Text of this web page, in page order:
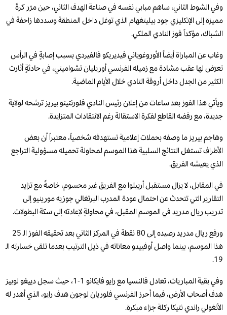
وفي الشوط الثاني، ساهم مبابي نفسه في صناعة الهدف الثاني، حين مرّر كرةً
مميزة إلى الإنكليزي جود بيلينغهام الذي توغل داخل المنطقة وسددها زاحفة في
الشباك، مؤكداً فوز النادي الملكي.
وغاب عن المباراة أيضاً الأوروغوياني فيديريكو فالفيردي بسبب إصابةٍ في الرأس
تعرّض لها عقب مشادة مع زميله الفرنسي أوريليان تشواميني، في حادثةٍ أثارت
الكثير من الجدل داخل أروقة النادي خلال الأيام الماضية.
ويأتي هذا الفوز بعد ساعات من إعلان رئيس النادي فلورنتينو بيريز ترشحه لولاية
جديدة، مع رفضه القاطع لفكرة الاستقالة رغم الانتقادات المتزايدة.
وهاجم بيريز ما وصفه بحملات إعلامية تستهدفه شخصياً، معتبراً أن بعض
الأطراف تستغل النتائج السلبية هذا الموسم لمحاولة تحميله مسؤولية التراجع
الذي يعيشه الفريق.
في المقابل، لا يزال مستقبل أربيلوا مع الفريق غير محسوم، خاصةً مع تزايد
التقارير التي تتحدث عن احتمال عودة المدرب البرتغالي جوزيه مورينيو إلى
تدريب ريال مدريد في الموسم المقبل، في محاولةٍ لإعادته إلى سكة البطولات.
ورفع ريال مدريد رصيده إلى 80 نقطة في المركز الثاني بعد تحقيقه الفوز الـ 25
هذا الموسم، بينما واصل أوفييدو معاناته في ذيل الترتيب بعدما تلقى خسارته الـ
19.
وفي بقية المباريات، تعادل فالنسيا مع رايو فايكانو 1-1، حيث سجل دييغو لوبيز
هدف أصحاب الأرض، فيما أحرز الفرنسي فلوريان لوجون هدف رايو، الذي أهدر له
الأنغولي راندي نتيكا ركلة جزاء مبكرة.